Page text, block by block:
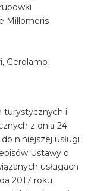
Millomeris
Gerolamo
turystycznych i
z dnia 24
niniejszej usługi
Ustawy o
usługach
2017 roku.